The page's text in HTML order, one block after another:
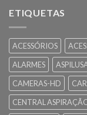
ETIQUETAS
ACESSÓRIOS
ALARMES
CAMERAS-HD
CENTRAL